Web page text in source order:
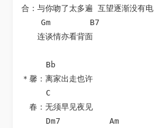
合：与你吻了太多遍 互望逐渐没有电
    Gm        B7
连谈情亦看背面
     Bb
＊馨：离家出走也许
     C
春：无须早见夜见
     Dm7          Am